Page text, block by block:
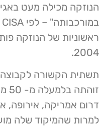
הנוזקה מכילה מעט
ראשוניות של הנוזקה
2004.
תשתית הקשורה לקבוצה
דרום אמריקה, אירופה,
למרות שהמיקוד שלה